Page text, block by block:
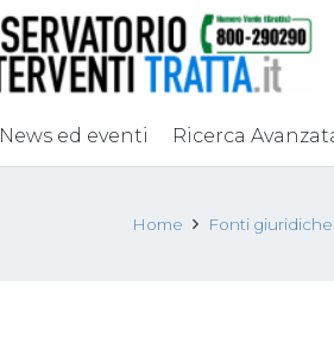
News ed eventi Ricerca
Home Fonti